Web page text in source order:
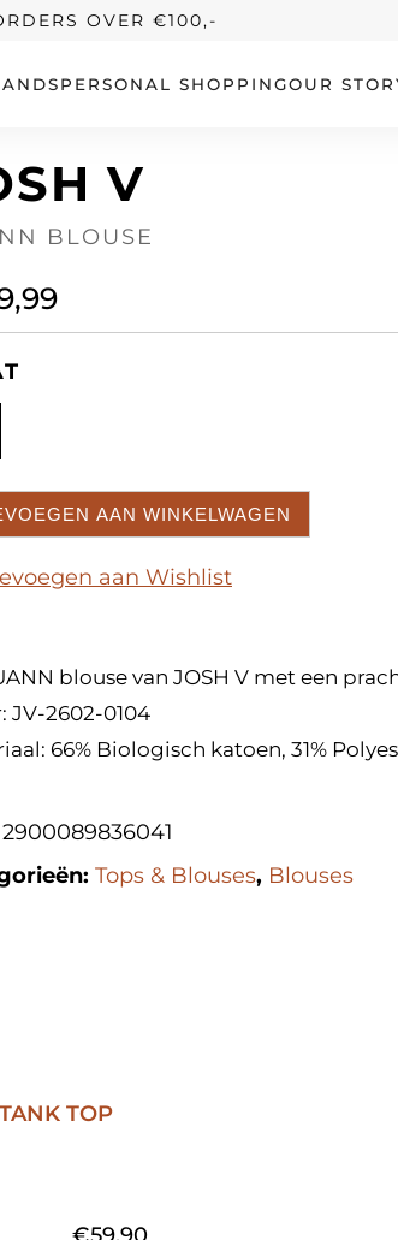
OVER €100,-
PERSONAL SHOPPINGOUR
V
BLOUSE
AAN WINKELWAGEN
aan Wishlist
blouse van JOSH V met een
JV-2602-0104
66% Biologisch katoen, 31%
2900089836041
Tops & Blouses, Blouses